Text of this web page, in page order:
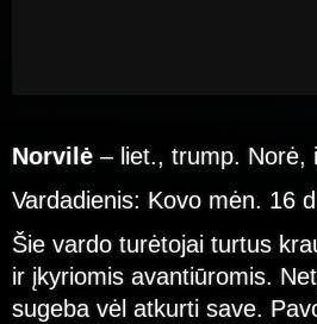
Norvilė – liet., trump. Norė,
Vardadienis: Kovo mėn. 16
Šie vardo turėtojai turtus
ir įkyriomis avantiūromis.
sugeba vėl atkurti save.